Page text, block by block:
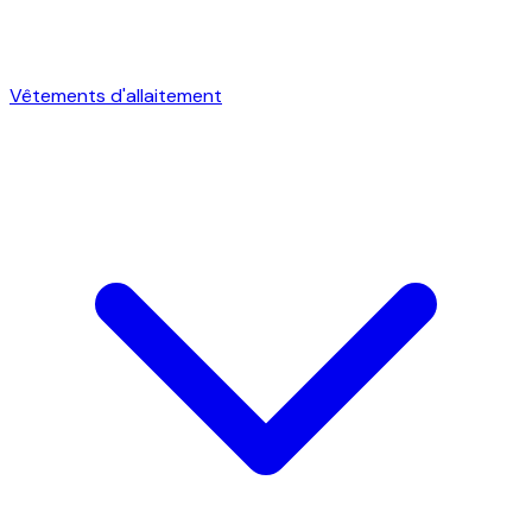
Vêtements d'allaitement